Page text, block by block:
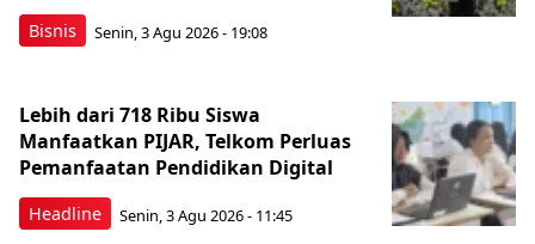
Bisnis Senin, 3 Agu 2026 - 19:08
Headline
Lebih dari 718 Ribu Siswa
Manfaatkan PIJAR, Telkom Perluas
Pemanfaatan Pendidikan Digital
Senin, 3 Agu 2026 - 11:45